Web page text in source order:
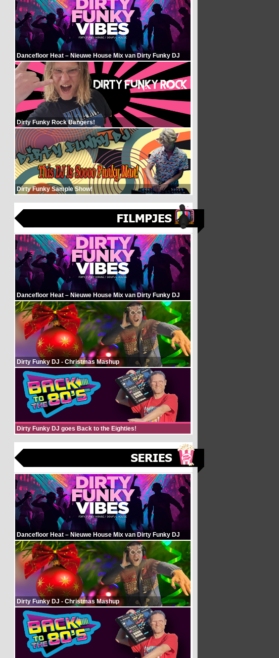
Dancefloor Heat – Nieuwe House Mix van Dirty Funky DJ
Dirty Funky Rock Bangers!
Dirty Funky Sample Show!
Dancefloor Heat – Nieuwe House Mix van Dirty Funky DJ
Dirty Funky DJ - Christmas Mashup
Dirty Funky DJ goes Back to the Eighties!
Dancefloor Heat – Nieuwe House Mix van Dirty Funky DJ
Dirty Funky DJ - Christmas Mashup